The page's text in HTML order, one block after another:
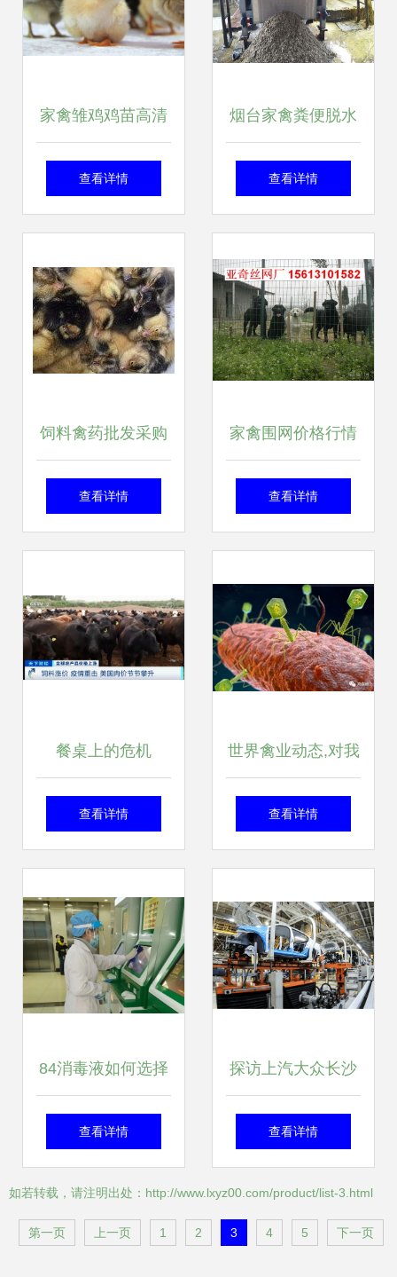
家禽雏鸡鸡苗高清
图片 生命的萌动与
查看详情
烟台家禽粪便脱水
设备选购指南 固液
吉丰品质
查看详情
饲料禽药批发采购
指南 如何高效利用
殖核心资源
查看详情
家禽围网价格行情
分析——以安平县
查看详情
餐桌上的危机
从“葱荒”到粮价飙
生活成本上涨
查看详情
世界禽业动态,对我
国家禽业有何启示
查看详情
84消毒液如何选择
及食品厂与家禽安
查看详情
探访上汽大众长沙
工厂 为斯柯达产品
查看详情
如若转载，请注明出处：http://www.lxyz00.com/product/list-3.html
第一页 上一页 1 2 3 4 5 下一页